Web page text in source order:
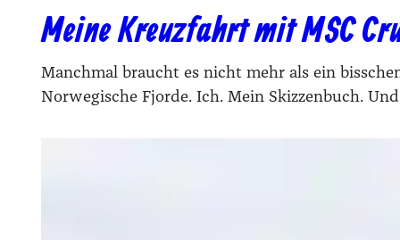
Meine Kreuzfahrt mit MSC
Manchmal braucht es nicht mehr als ein
Norwegische Fjorde. Ich. Mein Skizzenbuch.